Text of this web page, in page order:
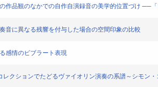
作品観のなかでの自作自演録音の美学的位置づけ ──
音に異なる残響を付与した場合の空間印象の比較
感情のビブラート表現
レクションでたどるヴァイオリン演奏の系譜～シモン